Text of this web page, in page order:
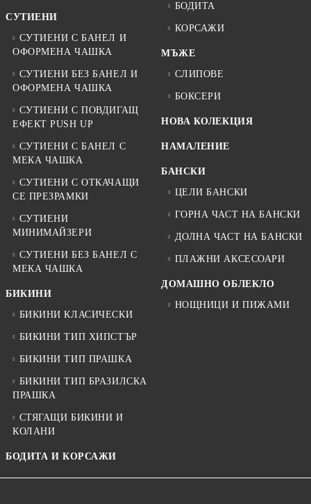
СУТИЕНИ
СУТИЕНИ С БАНЕЛ И
ОФОРМЕНА ЧАШКА
СУТИЕНИ БЕЗ БАНЕЛ И
ОФОРМЕНА ЧАШКА
СУТИЕНИ С ПОВДИГАЩ
ЕФЕКТ PUSH UP
СУТИЕНИ С БАНЕЛ С
МЕКА ЧАШКА
СУТИЕНИ С ОТКАЧАЩИ
СЕ ПРЕЗРАМКИ
СУТИЕНИ
МИНИМАЙЗЕРИ
СУТИЕНИ БЕЗ БАНЕЛ С
МЕКА ЧАШКА
БИКИНИ
БИКИНИ КЛАСИЧЕСКИ
БИКИНИ ТИП ХИПСТЪР
БИКИНИ ТИП ПРАШКА
БИКИНИ ТИП БРАЗИЛСКА
ПРАШКА
СТЯГАЩИ БИКИНИ И
КОЛАНИ
БОДИТА И КОРСАЖИ
БОДИТА
КОРСАЖИ
МЪЖЕ
СЛИПОВЕ
БОКСЕРИ
НОВА КОЛЕКЦИЯ
НАМАЛЕНИЕ
БАНСКИ
ЦЕЛИ БАНСКИ
ГОРНА ЧАСТ НА БАНСКИ
ДОЛНА ЧАСТ НА БАНСКИ
ПЛАЖНИ АКСЕСОАРИ
ДОМАШНО ОБЛЕКЛО
НОЩНИЦИ И ПИЖАМИ